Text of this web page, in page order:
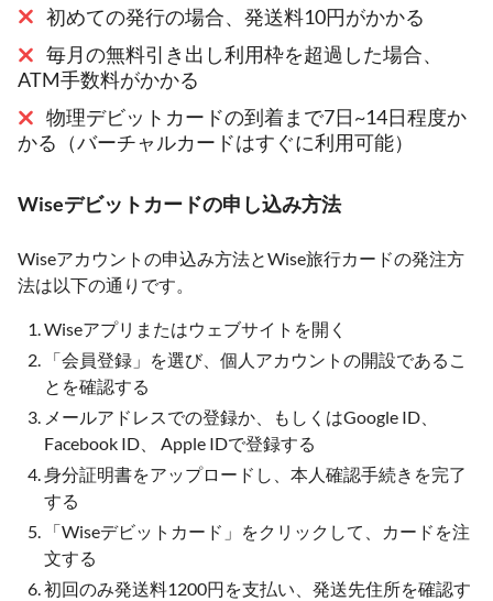
初めての発行の場合、発送料10円がかかる
毎月の無料引き出し利用枠を超過した場合、
ATM手数料がかかる
物理デビットカードの到着まで7日~14日程度か
かる（バーチャルカードはすぐに利用可能）
Wiseデビットカードの申し込み方法
Wiseアカウントの申込み方法とWise旅行カードの発注方
法は以下の通りです。
Wiseアプリまたはウェブサイトを開く
「会員登録」を選び、個人アカウントの開設であるこ
とを確認する
メールアドレスでの登録か、もしくはGoogle ID、
Facebook ID、 Apple IDで登録する
身分証明書をアップロードし、本人確認手続きを完了
する
「Wiseデビットカード」をクリックして、カードを注
文する
初回のみ発送料1200円を支払い、発送先住所を確認す